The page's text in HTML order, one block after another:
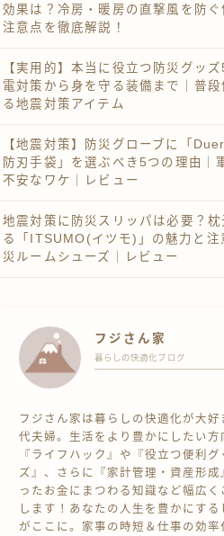
効果は？冷房・暖房の直撃風を防ぐ
注意点を徹底解説！
【実用的】本当に役立つ防災グッ
電対策から身を守る装備まで｜普段
る地震対策アイテム
【地震対策】防災グローブに「
防刃手袋」を選ぶべき5つの理由｜
不安なワケ｜レビュー
地震対策に防災スリッパは必要？枕
る「ITSUMO(イツモ)」の魅力と注
災ルームシューズ｜レビュー
フジさん家
暮らしの快適化ブログ
フジさん家は暮らしの快適化が大好
代夫婦。生活をより豊かにしたい方
『ライフハック』や『役立つ便利グ
ズ』、さらに『家計管理・資産形成
ったお金にまつわる知識など幅広く
します！あなたの人生を豊かにする
がここに。家事の時短＆仕事の効率